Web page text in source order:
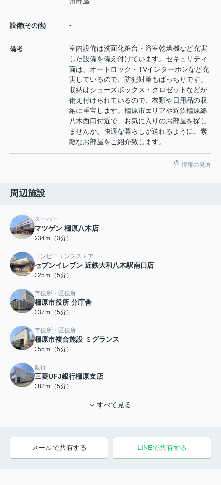
設備(その他) -
備考
室内設備は洗面化粧台・浴室乾燥機など充実
した設備を備え付けています。セキュリティ
面は、オートロック・TVインターホンなど充
実しているので、防犯対策もばっちりです。
収納はシューズボックス・クロゼットなどが
備え付けられているので、衣類や日用品の収
納に重宝します。橿原市エリアや近鉄橿原線
八木西口付近で、お気に入りのお部屋を探し
ませんか。快適な暮らしが送れるように、素
敵なお部屋をご紹介致します。
情報の見方
周辺施設
スーパー
マツゲン 橿原八木店
234ｍ（3分）
コンビニエンスストア
セブンイレブン 近鉄大和八木駅南口店
325ｍ（5分）
市役所・区役所
橿原市役所 分庁舎
337ｍ（5分）
市役所・区役所
橿原市複合施設 ミグランス
355ｍ（5分）
銀行
三菱UFJ銀行橿原支店
382ｍ（5分）
すべて見る
メールで共有する LINEで共有する